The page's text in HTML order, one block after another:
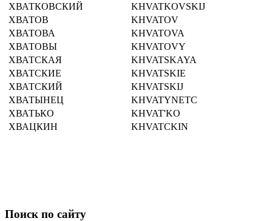
ХВАТКОВСКИЙ
KHVATKOVSKIJ
ХВАТОВ
KHVATOV
ХВАТОВА
KHVATOVA
ХВАТОВЫ
KHVATOVY
ХВАТСКАЯ
KHVATSKAYA
ХВАТСКИЕ
KHVATSKIE
ХВАТСКИЙ
KHVATSKIJ
ХВАТЫНЕЦ
KHVATYNETC
ХВАТЬКО
KHVAT'KO
ХВАЦКИН
KHVATCKIN
Поиск по сайту